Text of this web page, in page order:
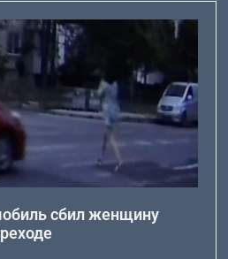
сбил женщину